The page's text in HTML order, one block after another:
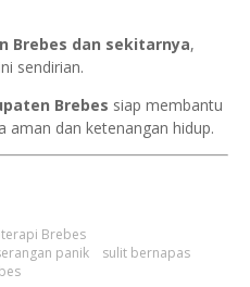
Brebes dan sekitarnya,
sendirian.
Brebes siap membantu
aman dan ketenangan hidup.
Brebes
panik
sulit bernapas